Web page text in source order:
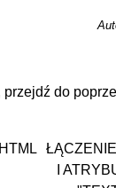
do
I